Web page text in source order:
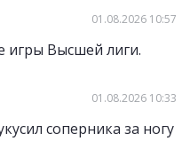
01.08.2026 10:57
игры Высшей лиги.
01.08.2026 10:33
соперника за ногу